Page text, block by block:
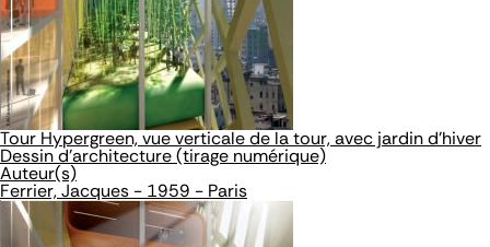
Tour Hypergreen, vue verticale de la tour, avec jardin d'hiver
Dessin d'architecture (tirage numérique)
Auteur(s)
Ferrier, Jacques - 1959 - Paris